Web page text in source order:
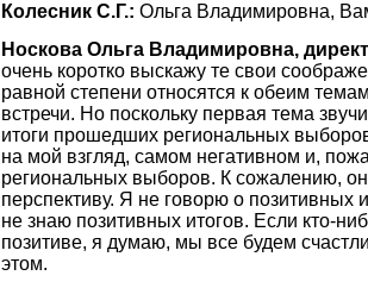
Колесник С.Г.: Ольга Владимировна,
Носкова Ольга Владимировна,
очень коротко выскажу те свои
равной степени относятся к обеим
встречи. Но поскольку первая тема
итоги прошедших региональных
на мой взгляд, самом негативном и,
региональных выборов. К сожалению,
перспективу. Я не говорю о позитивных
не знаю позитивных итогов. Если кто-
позитиве, я думаю, мы все будем
этом.